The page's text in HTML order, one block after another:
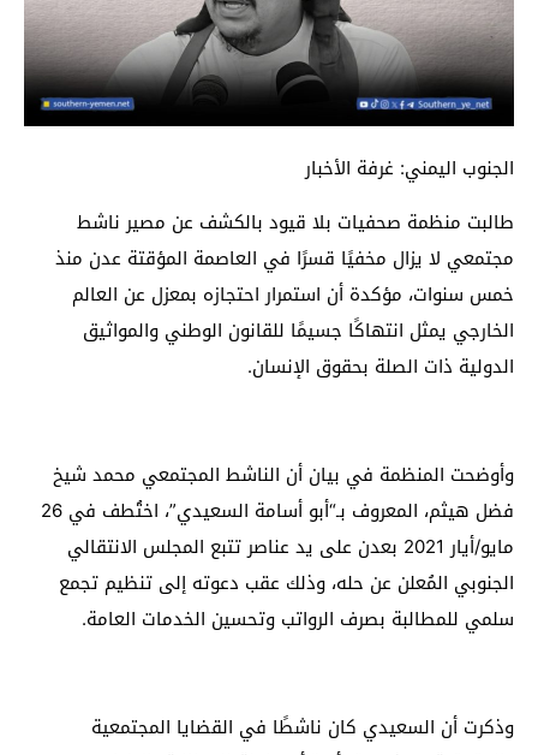
الجنوب اليمني: غرفة الأخبار
طالبت منظمة صحفيات بلا قيود بالكشف عن مصير ناشط
مجتمعي لا يزال مخفيًا قسرًا في العاصمة المؤقتة عدن منذ
خمس سنوات، مؤكدة أن استمرار احتجازه بمعزل عن العالم
الخارجي يمثل انتهاكًا جسيمًا للقانون الوطني والمواثيق
الدولية ذات الصلة بحقوق الإنسان.
وأوضحت المنظمة في بيان أن الناشط المجتمعي محمد شيخ
فضل هيثم، المعروف بـ“أبو أسامة السعيدي”، اختُطف في 26
مايو/أيار 2021 بعدن على يد عناصر تتبع المجلس الانتقالي
الجنوبي المُعلن عن حله، وذلك عقب دعوته إلى تنظيم تجمع
سلمي للمطالبة بصرف الرواتب وتحسين الخدمات العامة.
وذكرت أن السعيدي كان ناشطًا في القضايا المجتمعية